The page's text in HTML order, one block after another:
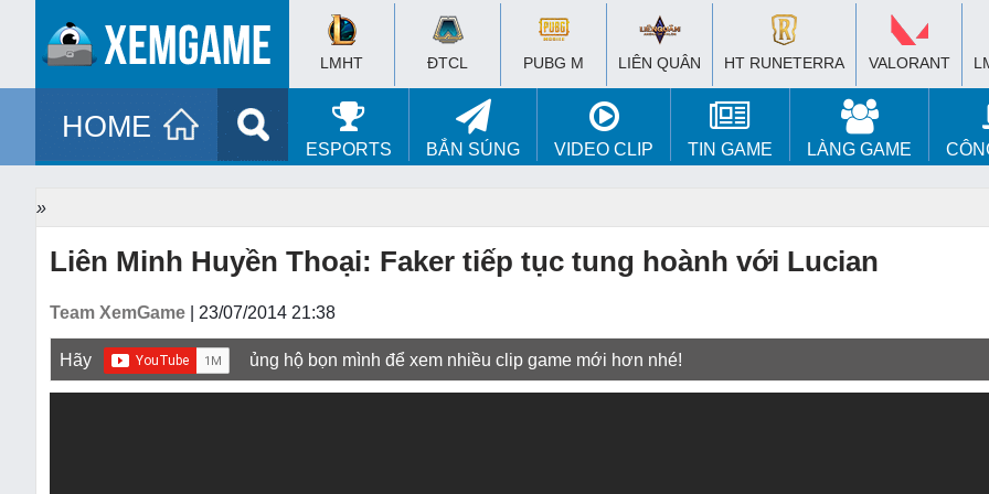
LMHT ĐTCL PUBG M LIÊN QUÂN HT RUNETERRA VALORANT
HOME
ESPORTS BẮN SÚNG VIDEO CLIP TIN GAME LÀNG GAME
»
Liên Minh Huyền Thoại: Faker tiếp tục tung hoành với Lucian
Team XemGame | 23/07/2014 21:38
Hãy ủng hộ bọn mình để xem nhiều clip game mới hơn nhé!